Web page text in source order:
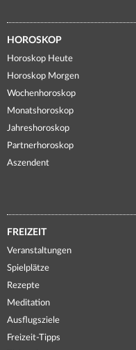
HOROSKOP
Horoskop Heute
Horoskop Morgen
Wochenhoroskop
Monatshoroskop
Jahreshoroskop
Partnerhoroskop
Aszendent
FREIZEIT
Veranstaltungen
Spielplätze
Rezepte
Meditation
Ausflugsziele
Freizeit-Tipps